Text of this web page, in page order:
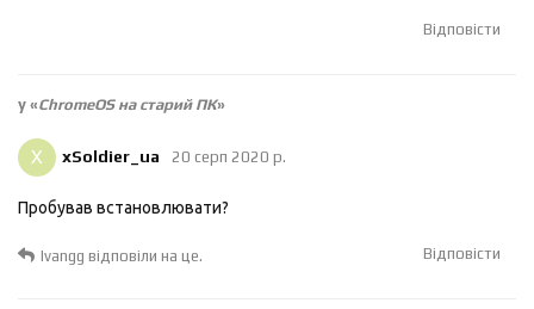
Відповісти
у «ChromeOS на старий ПК»
X xSoldier_ua 20 серп 2020 р.
Пробував встановлювати?
Відповісти
Ivangg відповіли на це.